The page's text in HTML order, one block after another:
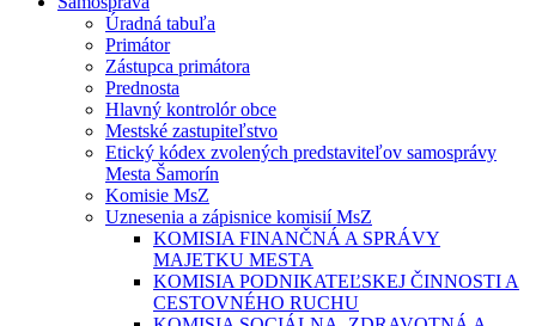
Úradná tabuľa
Primátor
Zástupca primátora
Prednosta
Hlavný kontrolór obce
Mestské zastupiteľstvo
Etický kódex zvolených predstaviteľov samosprávy
Mesta Šamorín
Komisie MsZ
Uznesenia a zápisnice komisií MsZ
KOMISIA FINANČNÁ A SPRÁVY
MAJETKU MESTA
KOMISIA PODNIKATEĽSKEJ ČINNOSTI A
CESTOVNÉHO RUCHU